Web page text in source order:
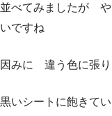
並べてみましたが
いですね
因みに 違う色に張
黒いシートに飽きて